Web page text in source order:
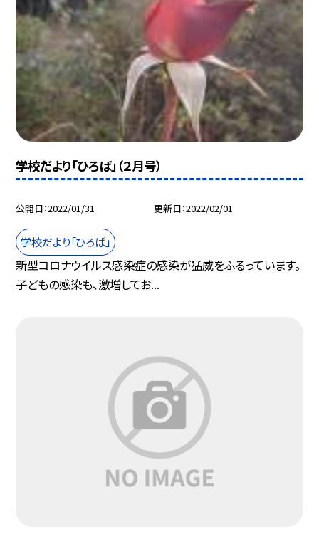
学校だより「ひろば」（２月号）
公開日 2022/01/31 更新日 2022/02/01
学校だより「ひろば」
新型コロナウイルス感染症の感染が猛威をふるっています。
子どもの感染も、激増してお...